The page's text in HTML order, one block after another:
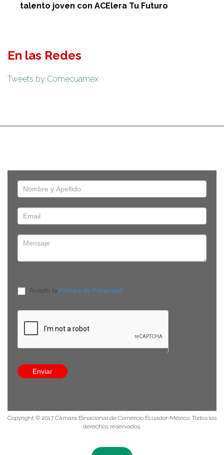
talento joven con ACElera Tu Futuro
En las Redes
Tweets by Comecuamex
Los Shyris, piso 8, oficina 8C. Quito, Pichincha - Ecuador
*
Acepto la Política de Privacidad
Enviar
Copyright © 2017 Cámara Binacional de Comercio Ecuador-México. Todos los
derechos reservados.